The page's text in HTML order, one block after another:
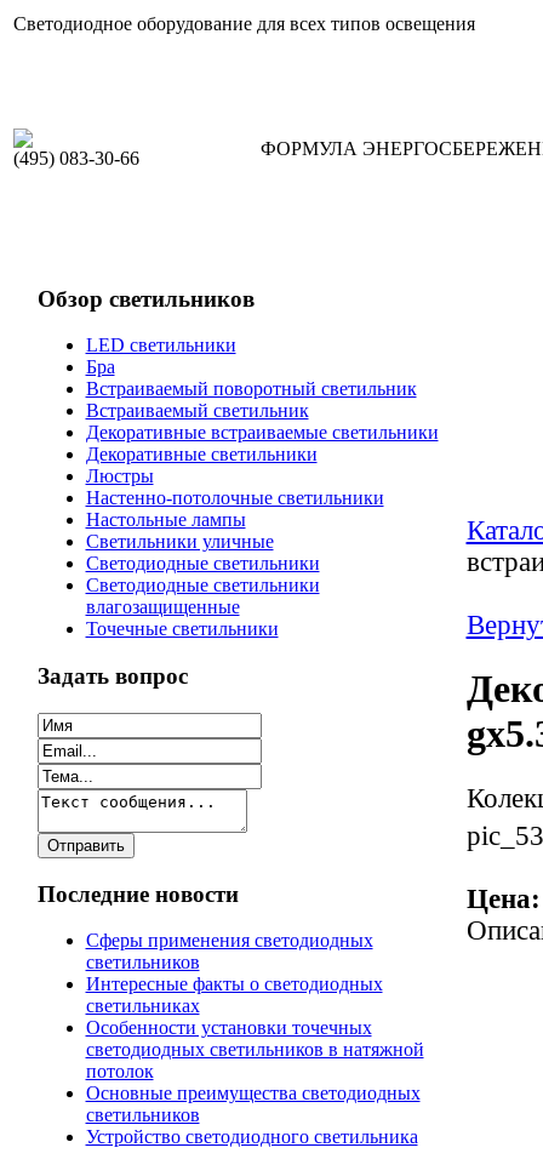
Светодиодное оборудование для всех типов освещения
(495) 083-30-66 ФОРМУЛА
Обзор светильников
LED светильники
Бра
Встраиваемый поворотный светильник
Встраиваемый светильник
Декоративные встраиваемые светильники
Декоративные светильники
Люстры
Настенно-потолочные светильники
Настольные лампы
Светильники уличные
Светодиодные светильники
Светодиодные светильники
влагозащищенные
Точечные светильники
Задать вопрос
Последние новости
Сферы применения светодиодных
светильников
Интересные факты о светодиодных
светильниках
Особенности установки точечных
светодиодных светильников в натяжной
потолок
Основные преимущества светодиодных
светильников
Устройство светодиодного светильника
Цена: